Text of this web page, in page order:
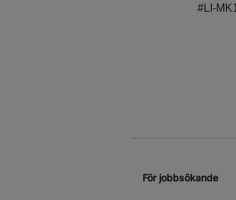
#LI-MK1
För jobbsökande